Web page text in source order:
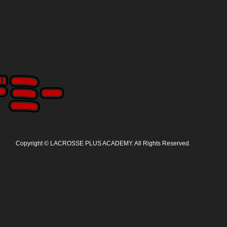
Copyright© LACROSSE PLUS ACADEMY. All Rights Reserved.